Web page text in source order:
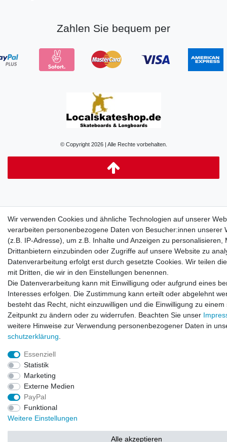
Zahlen Sie bequem per
© Copyright 2026 | Alle Rechte vorbehalten.
Wir verwenden Cookies und ähnliche Technologien auf unserer
verarbeiten personenbezogene Daten von Besucher:innen unserer
(z.B. IP-Adresse), um z.B. Inhalte und Anzeigen zu personalisieren,
Drittanbietern einzubinden oder Zugriffe auf unsere Website zu
Datenverarbeitung erfolgt erst durch gesetzte Cookies. Wir teilen
mit Dritten, die wir in den Einstellungen benennen.
Die Datenverarbeitung kann mit Einwilligung oder aufgrund eines
Interesses erfolgen. Die Zustimmung kann erteilt oder abgelehnt
besteht das Recht, nicht einzuwilligen und die Einwilligung zu einem
Zeitpunkt zu ändern oder zu widerrufen. Beachten Sie unser
weitere Hinweise zur Verwendung personenbezogener Daten in
schutz­erklärung
Essenziell
Statistik
Marketing
Externe Medien
PayPal
Funktional
Weitere Einstellungen
Alle akzeptieren